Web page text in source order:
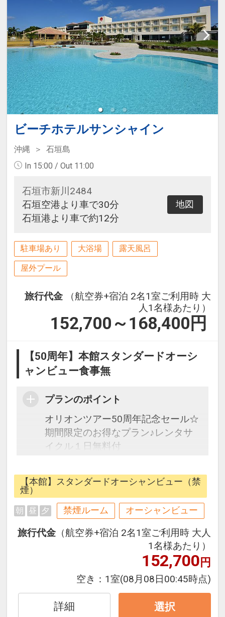
ビーチホテルサンシャイン
沖縄
石垣島
In 15:00 / Out 11:00
石垣市新川2484
石垣空港より車で30分
石垣港より車で約12分
地図
駐車場あり 大浴場 露天風呂
屋外プール
旅行代金
（航空券+宿泊 2名1室ご利用時 大
人1名様あたり）
152,700～168,400 円
【50周年】本館スタンダードオーシ
ャンビュー食事無
プランのポイント
オリオンツアー50周年記念セール☆
期間限定のお得なプラン♪レンタサ
イクル１日無料付
フライトは安心のJAL（またはJAL
グループ）確約！フライトマイル
50%貯まります。
オプションでレンタカーや現地交
通・体験プランなどの追加（同時予
約）が可能なプランもございます。
館：本館「サンシャインガーデン」
スタンダードルーム（オーシャンビ
ュー）
【本館】スタンダードオーシャンビュー（禁
煙）
朝 昼 夕 禁煙ルーム オーシャンビュー
旅行代金 （航空券+宿泊 2名1室ご利用時 大人
1名様あたり）
152,700円
空き： 1室(08月08日00:45時点)
詳細 選択